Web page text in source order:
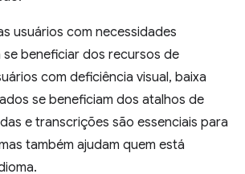
usuários com necessidades
se beneficiar dos recursos de
com deficiência visual, baixa
se beneficiam dos atalhos de
e transcrições são essenciais para
também ajudam quem está